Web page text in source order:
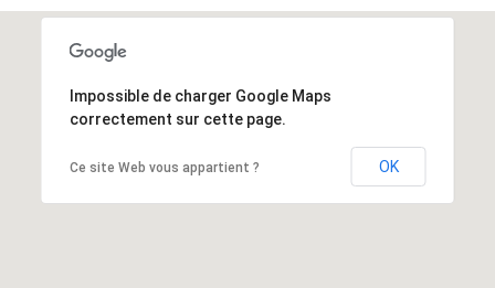
Impossible de charger Google Maps
correctement sur cette page.
Ce site Web vous appartient ? OK